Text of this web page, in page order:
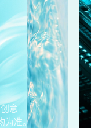
意
为准。